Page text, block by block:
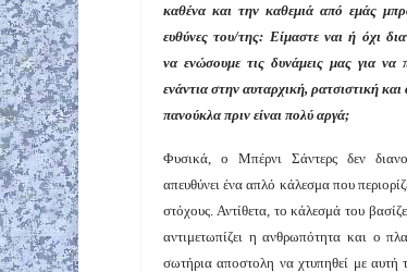
καθένα και την καθεμιά από εμάς
ευθύνες του/της: Είμαστε ναι ή όχι
να ενώσουμε τις δυνάμεις μας για να
ενάντια στην αυταρχική, ρατσιστική και
πανούκλα πριν είναι πολύ αργά;
Φυσικά, ο Μπέρνι Σάντερς δεν
απευθύνει ένα απλό κάλεσμα που
στόχους. Αντίθετα, το κάλεσμά του
αντιμετωπίζει η ανθρωπότητα και ο
σωτήρια αποστολη να χτυπηθεί με αυτή